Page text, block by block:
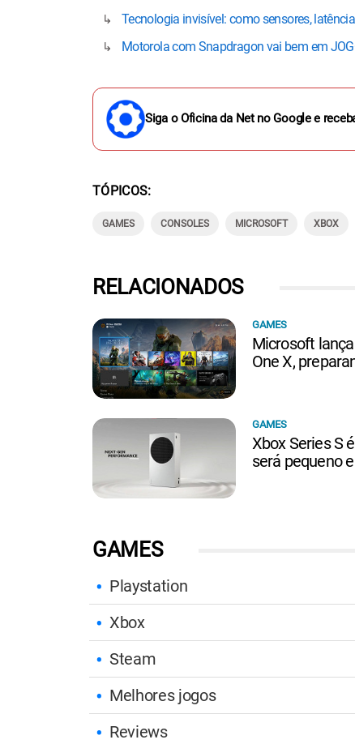
Tecnologia invisível: como sensores,
Motorola com Snapdragon vai bem em
Siga o Oficina da Net no Google e
TÓPICOS
GAMES CONSOLES MICROSOFT XBOX
GAMES
Playstation
Xbox
Steam
Melhores jogos
Reviews
RELACIONADOS
GAMES
Microsoft
One X,
GAMES
Xbox Series S
será pequeno